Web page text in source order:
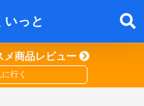
っと
メ商品レビュー